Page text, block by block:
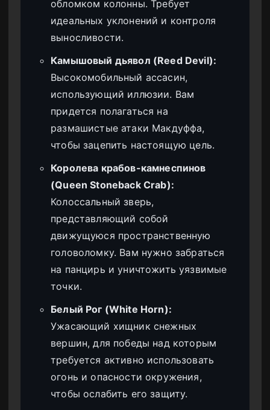
обломком колонны. Требует
идеальных уклонений и контроля
выносливости.
Камышовый дьявол (Reed Devil):
Высокомобильный ассасин,
использующий иллюзии. Вам
придется полагаться на
размашистые атаки Макдуффа,
чтобы зацепить настоящую цель.
Королева крабов-камнеспинов
(Queen Stoneback Crab):
Колоссальный зверь,
представляющий собой
движущуюся пространственную
головоломку. Вам нужно забраться
на панцирь и уничтожить уязвимые
точки.
Белый Рог (White Horn):
Ужасающий хищник снежных
вершин, для победы над которым
требуется активно использовать
огонь и опасности окружения,
чтобы ослабить его защиту.